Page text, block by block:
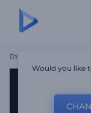
Главная
Would you like